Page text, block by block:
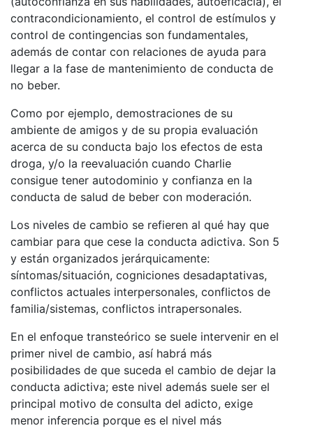
contracondicionamiento, el control de estímulos y
control de contingencias son fundamentales,
además de contar con relaciones de ayuda para
llegar a la fase de mantenimiento de conducta de
no beber.
Como por ejemplo, demostraciones de su
ambiente de amigos y de su propia evaluación
acerca de su conducta bajo los efectos de esta
droga, y/o la reevaluación cuando Charlie
consigue tener autodominio y confianza en la
conducta de salud de beber con moderación.
Los niveles de cambio se refieren al qué hay que
cambiar para que cese la conducta adictiva. Son 5
y están organizados jerárquicamente:
síntomas/situación, cogniciones desadaptativas,
conflictos actuales interpersonales, conflictos de
familia/sistemas, conflictos intrapersonales.
En el enfoque transteórico se suele intervenir en el
primer nivel de cambio, así habrá más
posibilidades de que suceda el cambio de dejar la
conducta adictiva; este nivel además suele ser el
principal motivo de consulta del adicto, exige
menor inferencia porque es el nivel más